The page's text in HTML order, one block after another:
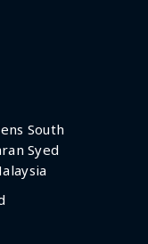
South
Syed